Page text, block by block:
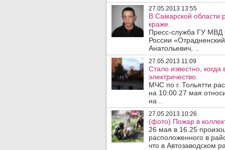
27.05.2013 13:55
В Самарской области
краже.
Пресс-служба ГУ МВД
России
Анатольевич, ..
27.05.2013 11:09
Стало известно, когда
электричество.
МЧС по г. Тольятти
на 10:00 27 мая
на ..
27.05.2013 10:26
(фото) Пожар в
26 мая в 16.25
расположенного в
что в Автозаводском